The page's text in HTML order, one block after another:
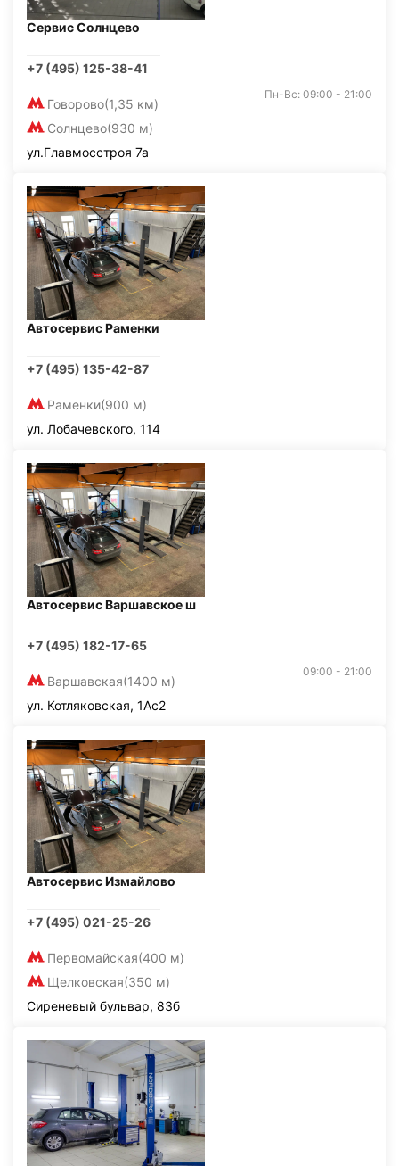
Сервис Солнцево
+7 (495) 125-38-41
Говорово(1,35 км)
Солнцево(930 м)
Пн-Вс: 09:00 - 21:00
ул.Главмосстроя 7а
Автосервис Раменки
+7 (495) 135-42-87
Раменки(900 м)
ул. Лобачевского, 114
Автосервис Варшавское ш
+7 (495) 182-17-65
Варшавская(1400 м)
09:00 - 21:00
ул. Котляковская, 1Ас2
Автосервис Измайлово
+7 (495) 021-25-26
Первомайская(400 м)
Щелковская(350 м)
Сиреневый бульвар, 83б